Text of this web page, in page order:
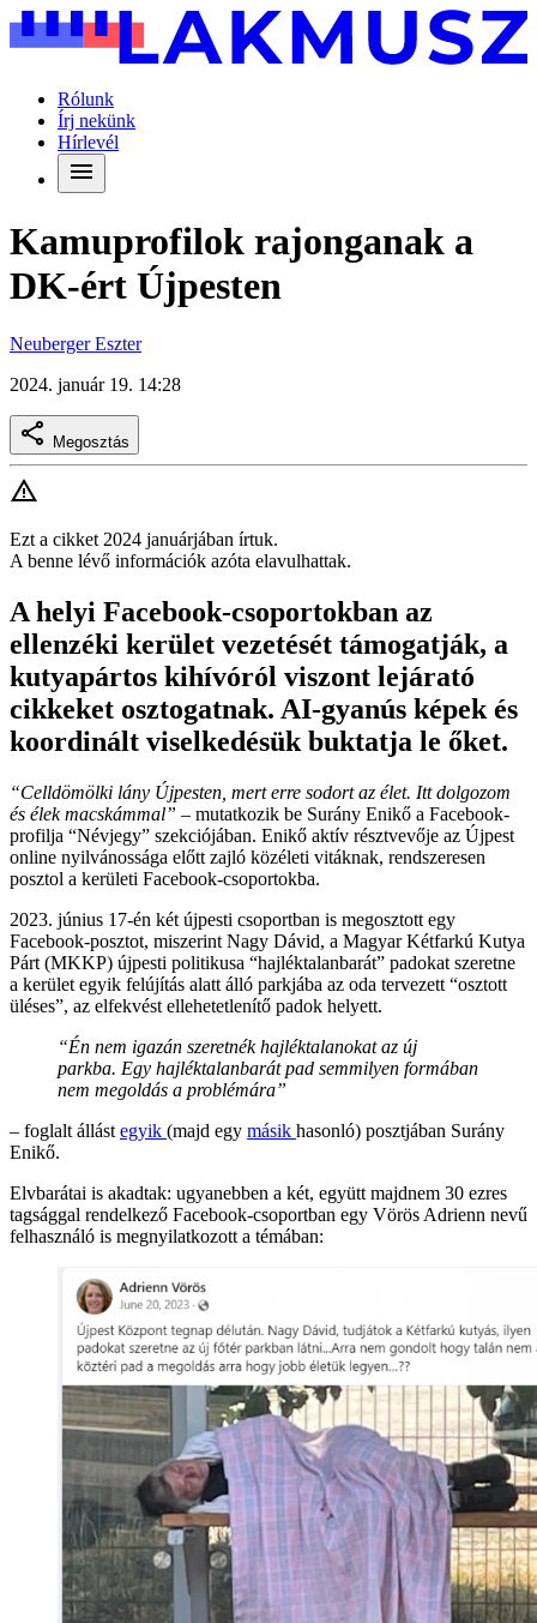
Rólunk
Írj nekünk
Hírlevél
Kamuprofilok rajonganak a
DK-ért Újpesten
Neuberger Eszter
2024. január 19. 14:28
Megosztás
Ezt a cikket 2024 januárjában írtuk.
A benne lévő információk azóta elavulhattak.
A helyi Facebook-csoportokban az
ellenzéki kerület vezetését támogatják, a
kutyapártos kihívóról viszont lejárató
cikkeket osztogatnak. AI-gyanús képek és
koordinált viselkedésük buktatja le őket.
“Celldömölki lány Újpesten, mert erre sodort az élet. Itt dolgozom
és élek macskámmal” – mutatkozik be Surány Enikő a Facebook-
profilja “Névjegy” szekciójában. Enikő aktív résztvevője az Újpest
online nyilvánossága előtt zajló közéleti vitáknak, rendszeresen
posztol a kerületi Facebook-csoportokba.
2023. június 17-én két újpesti csoportban is megosztott egy
Facebook-posztot, miszerint Nagy Dávid, a Magyar Kétfarkú Kutya
Párt (MKKP) újpesti politikusa “hajléktalanbarát” padokat szeretne
a kerület egyik felújítás alatt álló parkjába az oda tervezett “osztott
üléses”, az elfekvést ellehetetlenítő padok helyett.
“Én nem igazán szeretnék hajléktalanokat az új
parkba. Egy hajléktalanbarát pad semmilyen formában
nem megoldás a problémára”
– foglalt állást egyik (majd egy másik hasonló) posztjában Surány
Enikő.
Elvbarátai is akadtak: ugyanebben a két, együtt majdnem 30 ezres
tagsággal rendelkező Facebook-csoportban egy Vörös Adrienn nevű
felhasználó is megnyilatkozott a témában: